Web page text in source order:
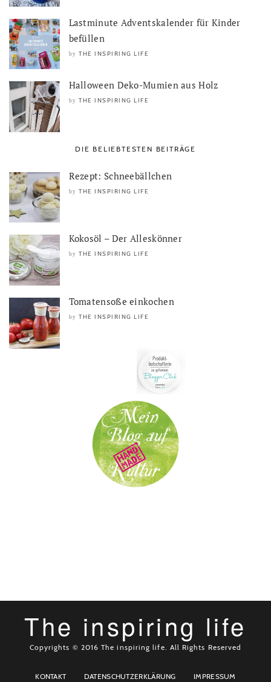
Lastminute Adventskalender für Kinder
befüllen
by THE INSPIRING LIFE
Halloween Deko-Mumien aus Holz
by THE INSPIRING LIFE
DIE BELIEBTESTEN BEITRÄGE
Rezept: Schneebällchen
by THE INSPIRING LIFE
Kokosöl – Der Alleskönner
by THE INSPIRING LIFE
Tomatensoße einkochen
by THE INSPIRING LIFE
The inspiring life
Copyrights © 2016 The inspiring life. All Rights Reserved
KONTAKT DATENSCHUTZERKLÄRUNG IMPRESSUM